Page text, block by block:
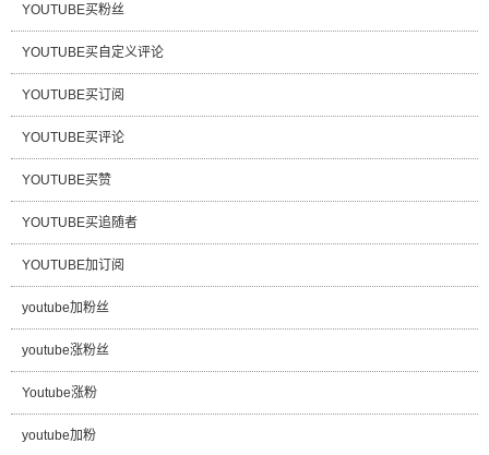
YOUTUBE买粉丝
YOUTUBE买自定义评论
YOUTUBE买订阅
YOUTUBE买评论
YOUTUBE买赞
YOUTUBE买追随者
YOUTUBE加订阅
youtube加粉丝
youtube涨粉丝
Youtube涨粉
youtube加粉